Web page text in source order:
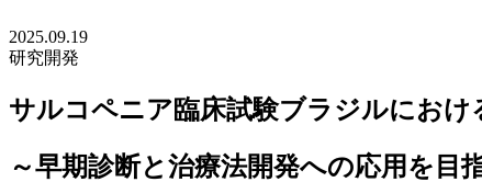
2025.09.19
研究開発
サルコペニア臨床試験ブラジルにおけ
～早期診断と治療法開発への応用を目